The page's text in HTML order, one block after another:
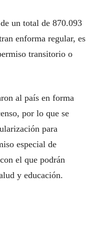
un total de 870.093
enforma regular, es
transitorio o
al país en forma
por lo que se
para
especial de
el que podrán
y educación.